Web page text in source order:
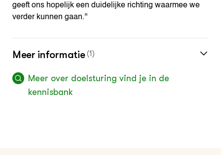
geeft ons hopelijk een duidelijke richting waarmee we
verder kunnen gaan.''
Meer informatie (1)
Meer over doelsturing vind je in de
kennisbank